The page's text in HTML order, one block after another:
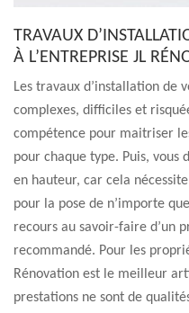
TRAVAUX
À L’ENTREPRISE JL
Les travaux d’installation de
complexes, difficiles et
compétence pour maitriser
pour chaque type. Puis, vous
en hauteur, car cela
pour la pose de n’importe
recours au savoir-faire d’un
recommandé. Pour les
Rénovation est le meilleur
prestations ne sont de